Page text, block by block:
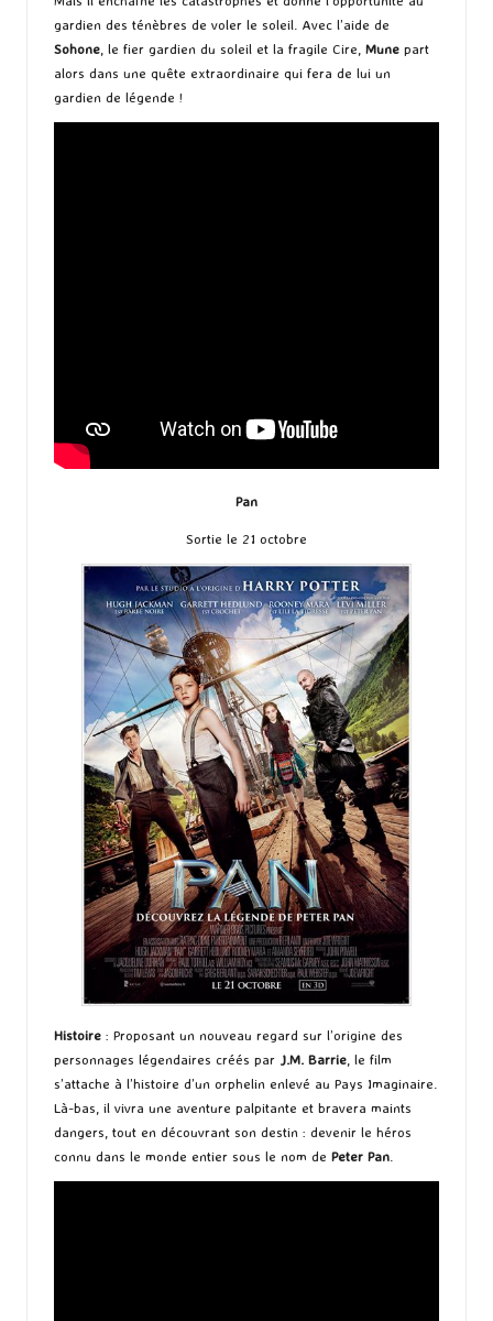
gardien des ténèbres de voler le soleil. Avec l’aide de
Sohone , le fier gardien du soleil et la fragile Cire, Mune part
alors dans une quête extraordinaire qui fera de lui un
gardien de légende !
Pan
Sortie le 21 octobre
Histoire : Proposant un nouveau regard sur l’origine des
personnages légendaires créés par J.M. Barrie , le film
s’attache à l’histoire d’un orphelin enlevé au Pays Imaginaire.
Là-bas, il vivra une aventure palpitante et bravera maints
dangers, tout en découvrant son destin : devenir le héros
connu dans le monde entier sous le nom de Peter Pan